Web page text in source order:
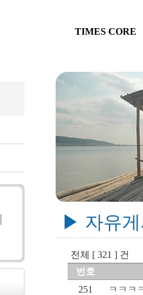
TIMES CORE
▶ 자유
전체 [ 321 ] 건
번호
251
ㅋㅋㅋ